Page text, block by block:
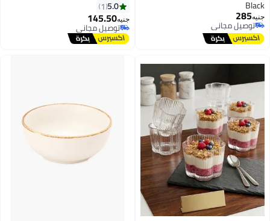
285
توصيل مجاني
توصيل مجاني
5.0
1
جنيه145.50
توصيل مجاني
توصيل مجاني